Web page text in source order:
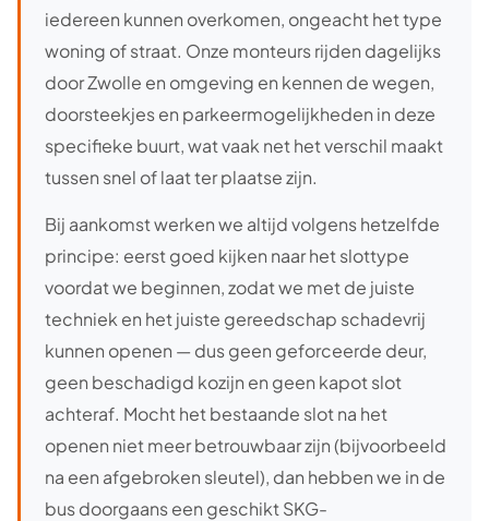
iedereen kunnen overkomen, ongeacht het type
woning of straat. Onze monteurs rijden dagelijks
door Zwolle en omgeving en kennen de wegen,
doorsteekjes en parkeermogelijkheden in deze
specifieke buurt, wat vaak net het verschil maakt
tussen snel of laat ter plaatse zijn.
Bij aankomst werken we altijd volgens hetzelfde
principe: eerst goed kijken naar het slottype
voordat we beginnen, zodat we met de juiste
techniek en het juiste gereedschap schadevrij
kunnen openen — dus geen geforceerde deur,
geen beschadigd kozijn en geen kapot slot
achteraf. Mocht het bestaande slot na het
openen niet meer betrouwbaar zijn (bijvoorbeeld
na een afgebroken sleutel), dan hebben we in de
bus doorgaans een geschikt SKG-